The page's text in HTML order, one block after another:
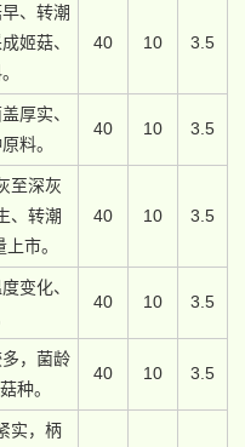
、转潮
姬菇、
40 10 3.5
厚实、
料。
40 10 3.5
至深灰
、转潮
市。
40 10 3.5
变化、
40 10 3.5
，菌龄
种。
40 10 3.5
实，柄